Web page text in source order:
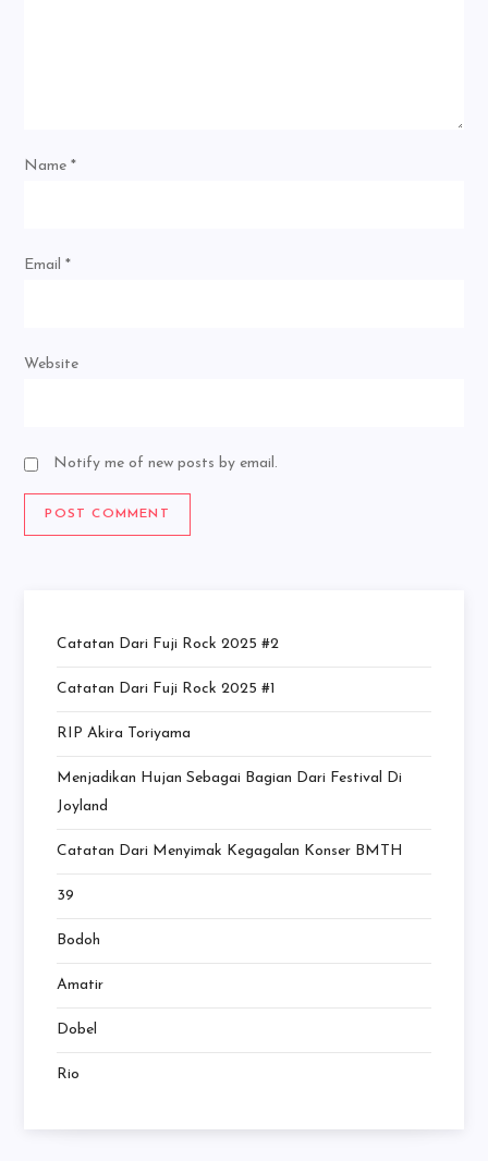
Name*
Email*
Website
Notify me of new posts by email.
Catatan Dari Fuji Rock 2025 #2
Catatan Dari Fuji Rock 2025 #1
RIP Akira Toriyama
Menjadikan Hujan Sebagai Bagian Dari Festival Di
Joyland
Catatan Dari Menyimak Kegagalan Konser BMTH
39
Bodoh
Amatir
Dobel
Rio